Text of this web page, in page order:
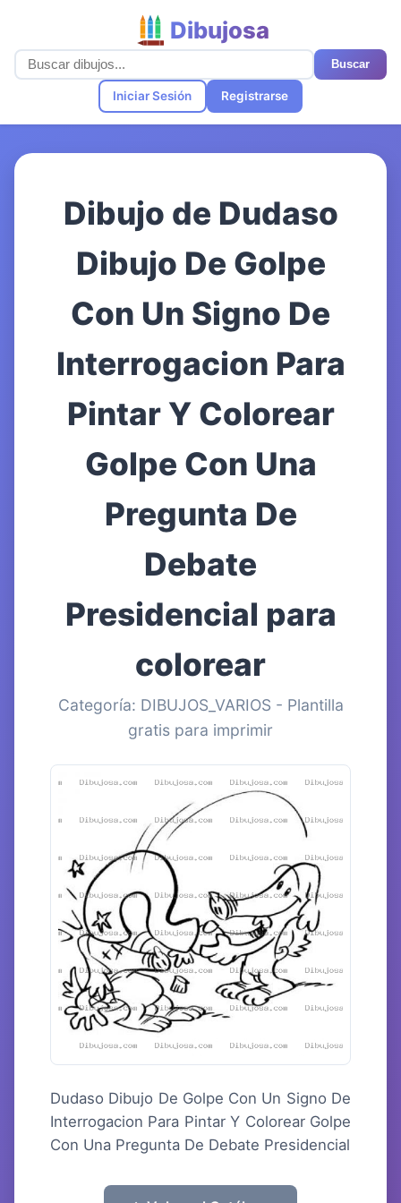
Dibujosa
Buscar
Iniciar Sesión Registrarse
Dibujo de Dudaso
Dibujo De Golpe
Con Un Signo De
Interrogacion Para
Pintar Y Colorear
Golpe Con Una
Pregunta De
Debate
Presidencial para
colorear
Categoría: DIBUJOS_VARIOS - Plantilla
gratis para imprimir
Dudaso Dibujo De Golpe Con Un Signo De
Interrogacion Para Pintar Y Colorear Golpe
Con Una Pregunta De Debate Presidencial